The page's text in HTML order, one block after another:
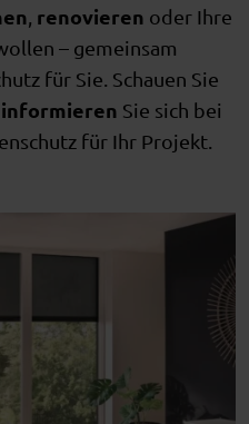
, renovieren oder Ihre
– gemeinsam
für Sie. Schauen Sie
informieren Sie sich bei
für Ihr Projekt.